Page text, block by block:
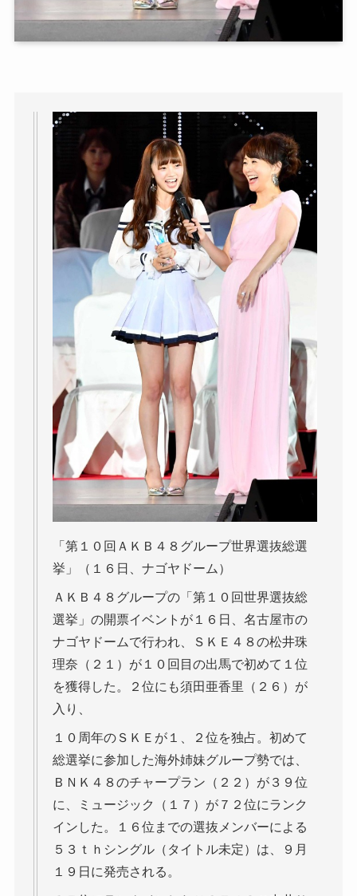
「第１０回ＡＫＢ４８グループ世界選抜総選
挙」（１６日、ナゴヤドーム）
ＡＫＢ４８グループの「第１０回世界選抜総
選挙」の開票イベントが１６日、名古屋市の
ナゴヤドームで行われ、ＳＫＥ４８の松井珠
理奈（２１）が１０回目の出馬で初めて１位
を獲得した。２位にも須田亜香里（２６）が
入り、
１０周年のＳＫＥが１、２位を独占。初めて
総選挙に参加した海外姉妹グループ勢では、
ＢＮＫ４８のチャープラン（２２）が３９位
に、ミュージック（１７）が７２位にランク
インした。１６位までの選抜メンバーによる
５３ｔｈシングル（タイトル未定）は、９月
１９日に発売される。